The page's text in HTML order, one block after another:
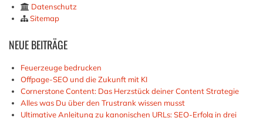
Datenschutz
Sitemap
NEUEBEITRÄGE
Feuerzeuge bedrucken
Offpage-SEO und die Zukunft mit KI
Cornerstone Content: Das Herzstück deiner Content Strategie
Alles was Du über den Trustrank wissen musst
Ultimative Anleitung zu kanonischen URLs: SEO-Erfolg in drei